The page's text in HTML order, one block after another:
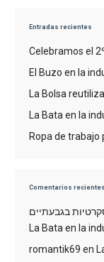
Entradas recientes
Celebramos el
El Buzo en la
La Bolsa
La Bata en la
Ropa de trabajo
Comentarios recientes
La Bata en la
romantik69 en